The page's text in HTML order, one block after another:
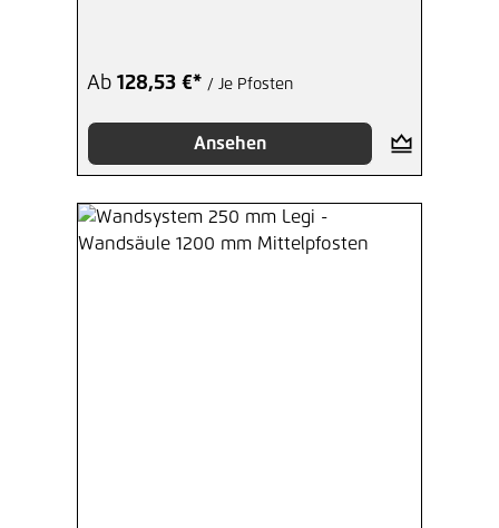
Ab 128,53 €* / Je Pfosten
Ansehen